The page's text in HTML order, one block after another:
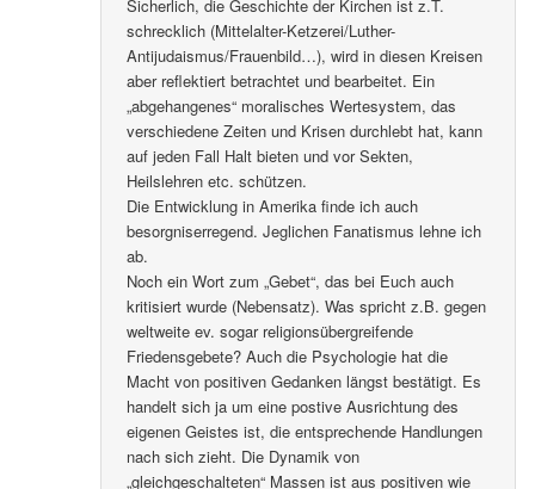
Sicherlich, die Geschichte der Kirchen ist z.T.
schrecklich (Mittelalter-Ketzerei/Luther-
Antijudaismus/Frauenbild…), wird in diesen Kreisen
aber reflektiert betrachtet und bearbeitet. Ein
„abgehangenes“ moralisches Wertesystem, das
verschiedene Zeiten und Krisen durchlebt hat, kann
auf jeden Fall Halt bieten und vor Sekten,
Heilslehren etc. schützen.
Die Entwicklung in Amerika finde ich auch
besorgniserregend. Jeglichen Fanatismus lehne ich
ab.
Noch ein Wort zum „Gebet“, das bei Euch auch
kritisiert wurde (Nebensatz). Was spricht z.B. gegen
weltweite ev. sogar religionsübergreifende
Friedensgebete? Auch die Psychologie hat die
Macht von positiven Gedanken längst bestätigt. Es
handelt sich ja um eine postive Ausrichtung des
eigenen Geistes ist, die entsprechende Handlungen
nach sich zieht. Die Dynamik von
„gleichgeschalteten“ Massen ist aus positiven wie